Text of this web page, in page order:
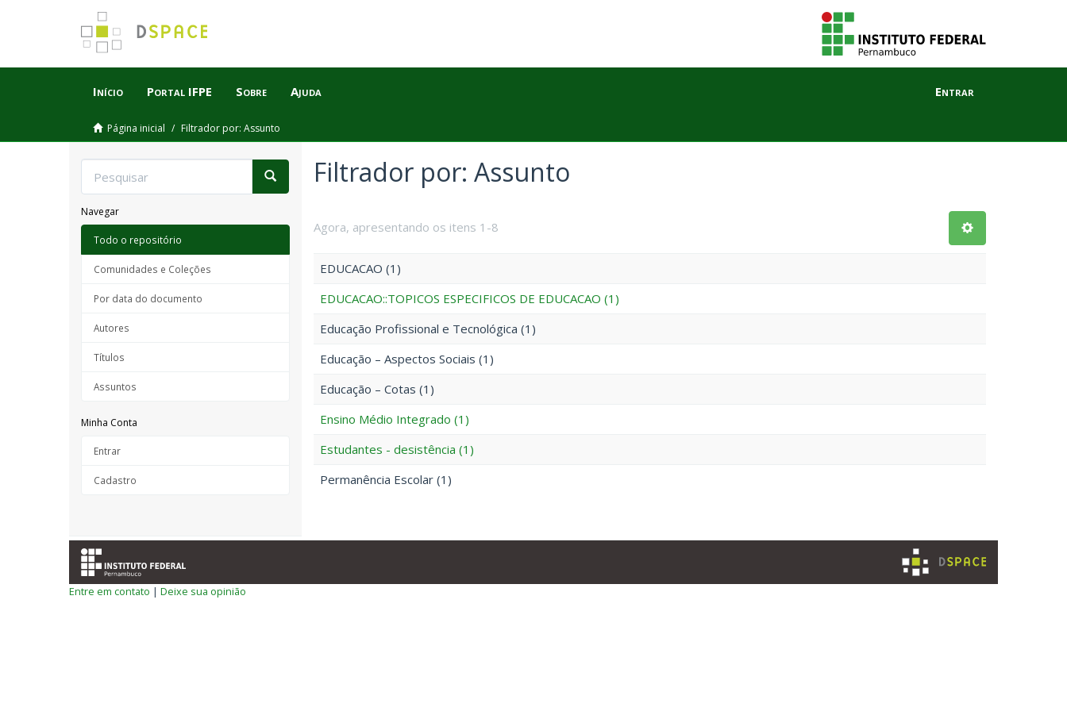
Início Portal IFPE Sobre Ajuda Entrar
Página inicial Filtrador por: Assunto
Navegar
Todo o repositório
Comunidades e Coleções
Por data do documento
Autores
Títulos
Assuntos
Minha Conta
Entrar
Cadastro
Filtrador por: Assunto
Agora, apresentando os itens 1-8
EDUCACAO (1)
EDUCACAO::TOPICOS ESPECIFICOS DE EDUCACAO (1)
Educação Profissional e Tecnológica (1)
Educação – Aspectos Sociais (1)
Educação – Cotas (1)
Ensino Médio Integrado (1)
Estudantes - desistência (1)
Permanência Escolar (1)
Entre em contato | Deixe sua opinião